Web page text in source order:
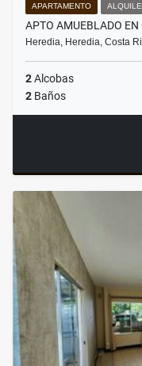
APARTAMENTO
APTO AMUEBLADO
Heredia, Heredia, Costa
2Alcobas
2 Baños